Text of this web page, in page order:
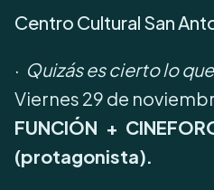
Centro Cultural San
· Quizás es cierto lo
Viernes 29 de
FUNCIÓN +
(protagonista).